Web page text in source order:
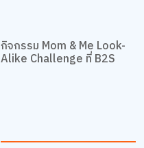
กิจกรรม Mom & Me Look-